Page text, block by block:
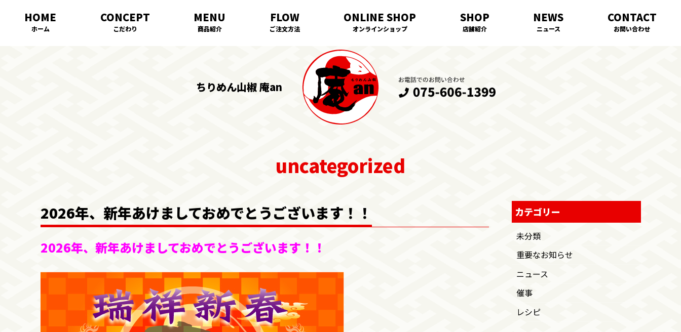
ホーム こだわり 商品紹介 ご注文方法 オンラインショップ 店舗紹介 ニュース お問い合わせ
ちりめん山椒 庵an
2026年、新年あけましておめでとうございます！！
2026年、新年あけましておめでとうございます！！
カテゴリー
未分類
重要なお知らせ
ニュース
催事
レシピ